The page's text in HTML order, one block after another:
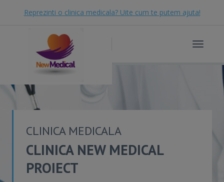
Reprezinti o clinica medicala? Uite cum te putem ajuta!
Toggle
CLINICA MEDICALA
CLINICA NEW MEDICAL
PROIECT